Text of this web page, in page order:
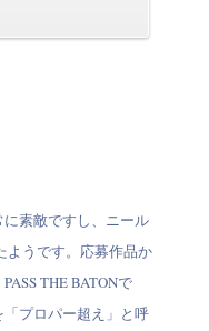
素敵ですし、ニール
ようです。応募作品か
THE BATONで
プロパー超え」と呼